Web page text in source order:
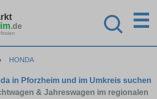
.de ☰
HONDA
in Pforzheim und im Umkreis suchen
& Jahreswagen im regionalen